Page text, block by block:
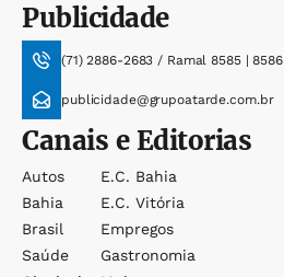
Publicidade
(71) 2886-2683 / Ramal 8585 | 8586
publicidade@grupoatarde.com.br
Canais e Editorias
Autos
Bahia
Brasil
Saúde
E.c. Bahia
E.c. Vitória
Empregos
Gastronomia